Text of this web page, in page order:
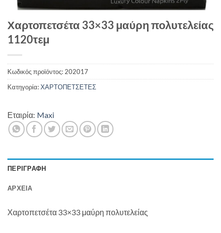
Χαρτοπετσέτα 33×33 μαύρη πολυτελείας
1120τεμ
Κωδικός προϊόντος: 202017
Κατηγορία:ΧΑΡΤΟΠΕΤΣΕΤΕΣ
Εταιρία: Maxi
ΠΕΡΙΓΡΑΦΉ
ΑΡΧΕΊΑ
Χαρτοπετσέτα 33×33 μαύρη πολυτελείας